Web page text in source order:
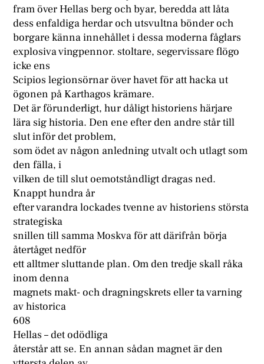
fram över Hellas berg och byar, beredda att låta
dess enfaldiga herdar och utsvultna bönder och
borgare känna innehållet i dessa moderna fåglars
explosiva vingpennor. stoltare, segervissare flögo
icke ens
Scipios legionsörnar över havet för att hacka ut
ögonen på Karthagos krämare.
Det är förunderligt, hur dåligt historiens härjare
lära sig historia. Den ene efter den andre står till
slut inför det problem,
som ödet av någon anledning utvalt och utlagt som
den fälla, i
vilken de till slut oemotståndligt dragas ned.
Knappt hundra år
efter varandra lockades tvenne av historiens största
strategiska
snillen till samma Moskva för att därifrån börja
återtåget nedför
ett alltmer sluttande plan. Om den tredje skall råka
inom denna
magnets makt- och dragningskrets eller ta varning
av historica
608
Hellas – det odödliga
återstår att se. En annan sådan magnet är den